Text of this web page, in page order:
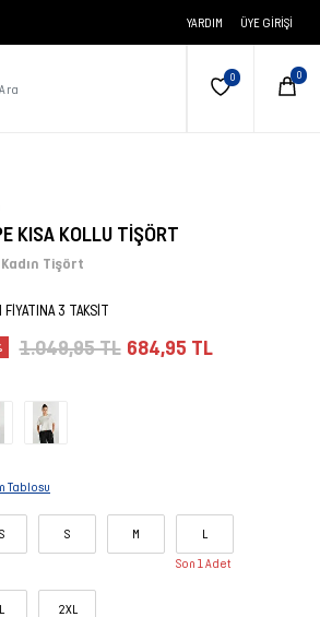
YARDIM ÜYE GIRIŞI
KISA KOLLU TİŞÖRT
Kadın Tişört
FİYATINA 3 TAKSİT
1.049,95 TL 684,95 TL
Tablosu
S M L
Son 1 Adet
2XL